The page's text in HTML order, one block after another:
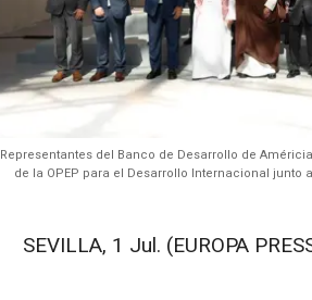
Representantes del Banco de Desarrollo de
de la OPEP para el Desarrollo Internacional
SEVILLA, 1 Jul. (EUROPA